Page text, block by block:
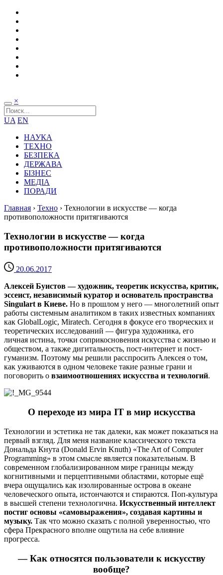
×
UA EN
НАУКА
ТЕХНО
БЕЗПЕКА
ДЕРЖАВА
БІЗНЕС
МЕДІА
ПОРАДИ
Главная › Техно › Технологии в искусстве — когда
противоположности притягиваются
Технологии в искусстве — когда
противоположности притягиваются
20.06.2017
Алексей Буистов — художник, теоретик искусства, критик,
эссеист, независимый куратор и основатель пространства
Singulart в Киеве. Но в прошлом у него — многолетний опыт
работы системным аналитиком в таких известных компаниях
как GlobalLogic, Miratech. Сегодня в фокусе его творческих и
теоретических исследований — фигура художника, его
личная истина, точки соприкосновения искусства с жизнью и
обществом, а также дигитальность, пост-интернет и пост-
гуманизм. Поэтому мы решили расспросить Алексея о том,
как уживаются в одном человеке такие разные грани и
поговорить о взаимоотношениях искусства и технологий.
О переходе из мира IT в мир искусства
Технологии и эстетика не так далеки, как может показаться на
первый взгляд. Для меня название классического текста
Дональда Кнута (Donald Ervin Knuth) «The Art of Computer
Programming» в этом смысле является показательным. В
современном глобализированном мире границы между
когнитивными и перцептивными областями, которые ещё
вчера ощущались как изолированные острова в океане
человеческого опыта, истончаются и стираются. Поп-культура
в высшей степени технологична. Искусственный интеллект
постиг основы «самовыражения», создавая картины и
музыку. Так что можно сказать с полной уверенностью, что
сфера Прекрасного вполне ощутила на себе влияние
прогресса.
— Как относятся пользователи к искусству
вообще?